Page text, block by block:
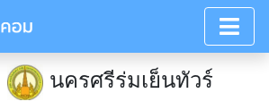
นครศรีร่มเย็นทัวร์